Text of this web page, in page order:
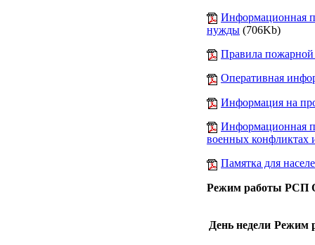
Информационная
нужды (706Kb)
Правила пожарной
Оперативная
Информация на
Информационная
военных конфликтах
Памятка для
Режим работы
День недели Режим